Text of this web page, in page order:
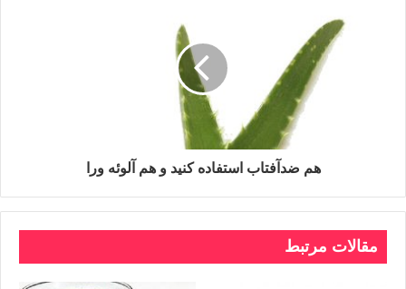
هم ضدآفتاب استفاده کنید و هم آلوئه ورا
مقالات مرتبط